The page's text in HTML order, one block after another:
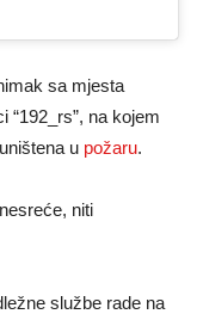
sa mjesta
“192_rs”, na kojem
u požaru.
niti
službe rade na